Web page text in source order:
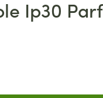
Ip30